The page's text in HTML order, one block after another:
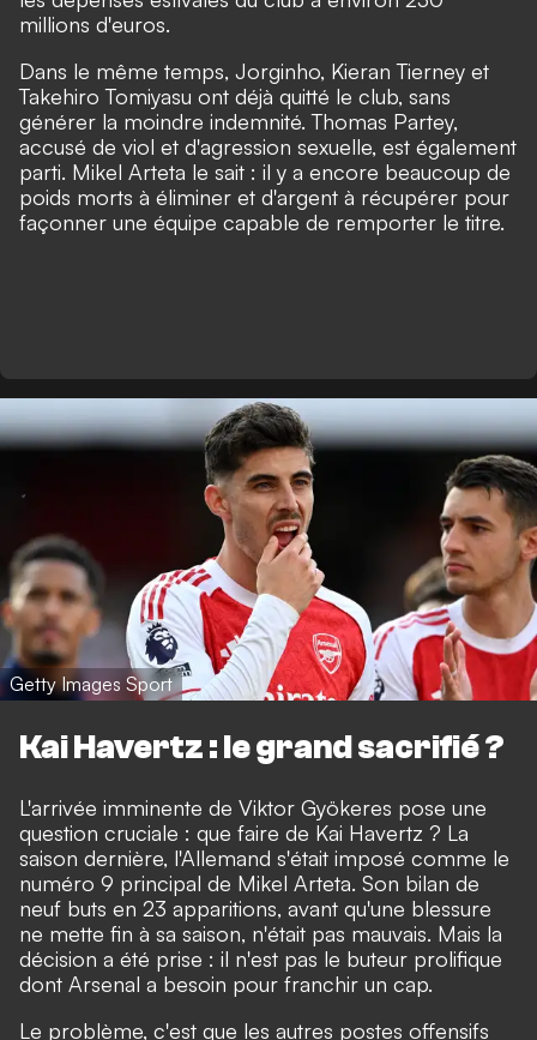
millions d'euros.
Dans le même temps, Jorginho, Kieran Tierney et
Takehiro Tomiyasu ont déjà quitté le club, sans
générer la moindre indemnité. Thomas Partey,
accusé de viol et d'agression sexuelle, est également
parti. Mikel Arteta le sait : il y a encore beaucoup de
poids morts à éliminer et d'argent à récupérer pour
façonner une équipe capable de remporter le titre.
Getty Images Sport
Kai Havertz : le grand sacrifié ?
L'arrivée imminente de Viktor Gyökeres pose une
question cruciale : que faire de Kai Havertz ? La
saison dernière, l'Allemand s'était imposé comme le
numéro 9 principal de Mikel Arteta. Son bilan de
neuf buts en 23 apparitions, avant qu'une blessure
ne mette fin à sa saison, n'était pas mauvais. Mais la
décision a été prise : il n'est pas le buteur prolifique
dont Arsenal a besoin pour franchir un cap.
Le problème, c'est que les autres postes offensifs